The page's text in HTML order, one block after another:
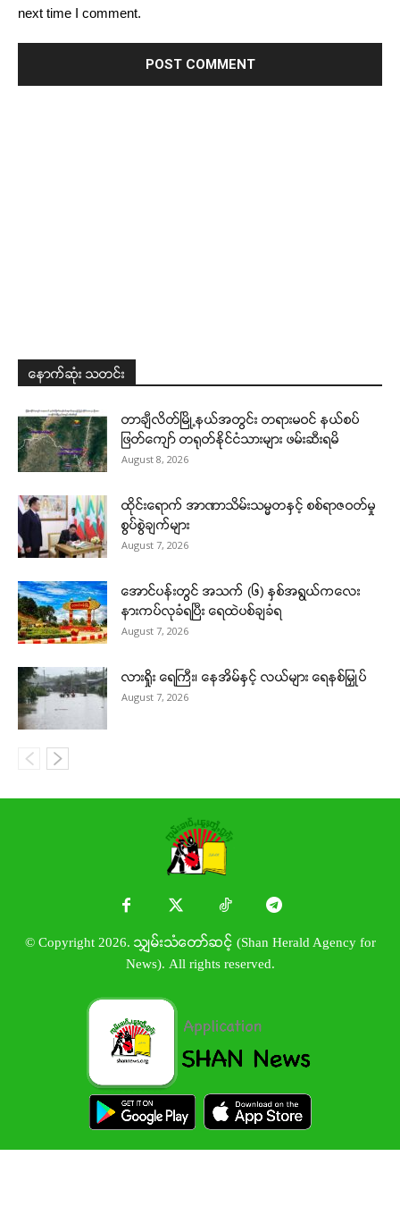
next time I comment.
နောက်ဆုံး သတင်း
တာချီလိတ်မြို့နယ်အတွင်း တရားမဝင် နယ်စပ်
ဖြတ်ကျော် တရုတ်နိုင်ငံသားများ ဖမ်းဆီးရမိ
August 8, 2026
ထိုင်းရောက် အာဏာသိမ်းသမ္မတနှင့် စစ်ရာဇဝတ်မှု
စွပ်စွဲချက်များ
August 7, 2026
အောင်ပန်းတွင် အသက် (၆) နှစ်အရွယ်ကလေး
နားကပ်လုခံရပြီး ရေထဲပစ်ချခံရ
August 7, 2026
လားရှိုး ရေကြီး၊ နေအိမ်နှင့် လယ်များ ရေနစ်မြှုပ်
August 7, 2026
© Copyright 2026. သျှမ်းသံတော်ဆင့် (Shan Herald Agency for
News). All rights reserved.